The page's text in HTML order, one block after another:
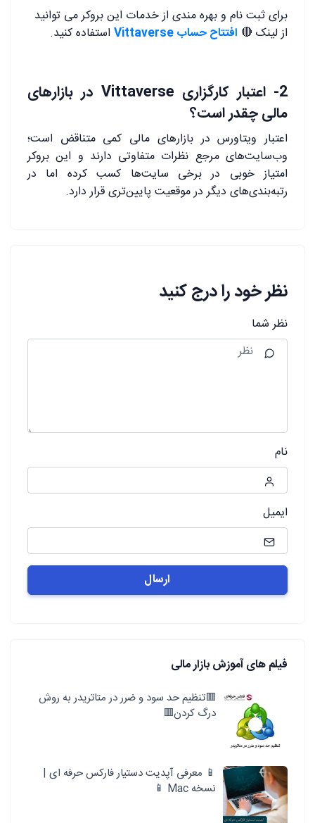
برای ثبت نام و بهره مندی از خدمات این بروکر می توانید
از لینک 🔴 افتتاح حساب Vittaverse استفاده کنید.
2- اعتبار کارگزاری Vittaverse در بازارهای
مالی چقدر است؟
اعتبار ویتاورس در بازارهای مالی کمی متناقض است؛
وب‌سایت‌های مرجع نظرات متفاوتی دارند و این بروکر
امتیاز خوبی در برخی سایت‌ها کسب کرده اما در
رتبه‌بندی‌های دیگر در موقعیت پایین‌تری قرار دارد.
نظر خود را درج کنید
نظر شما
نام
ایمیل
فیلم های آموزش بازار مالی
🟥تنظیم حد سود و ضرر در متاتریدر به روش
درگ کردن🟥
📱 معرفی آپدیت دستیار فارکس حرفه ای |
نسخه Mac 📱